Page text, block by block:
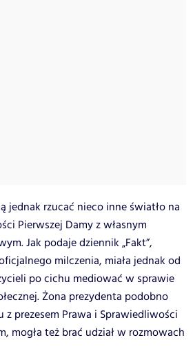
jednak rzucać nieco inne światło na
Pierwszej Damy z własnym
Jak podaje dziennik „Fakt”,
milczenia, miała jednak od
po cichu mediować w sprawie
Żona prezydenta podobno
z prezesem Prawa i Sprawiedliwości
mogła też brać udział w rozmowach